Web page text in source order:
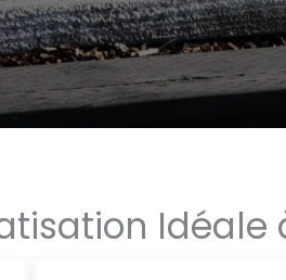
Idéale